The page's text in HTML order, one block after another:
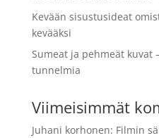
Kevään sisustusideat
kevääksi
Sumeat ja pehmeät kuvat
tunnelmia
Viimeisimmät
Juhani korhonen: Filmin